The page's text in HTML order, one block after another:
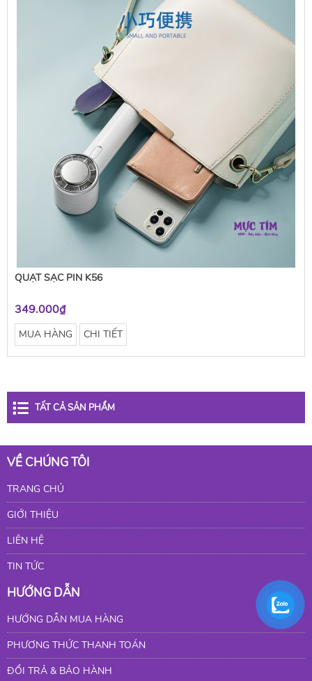
QUẠT SẠC PIN K56
349.000₫
MUA HÀNG CHI TIẾT
TẤT CẢ SẢN PHẨM
VỀ CHÚNG TÔI
TRANG CHỦ
GIỚI THIỆU
LIÊN HỆ
TIN TỨC
HƯỚNG DẪN
HƯỚNG DẪN MUA HÀNG
PHƯƠNG THỨC THANH TOÁN
ĐỔI TRẢ & BẢO HÀNH